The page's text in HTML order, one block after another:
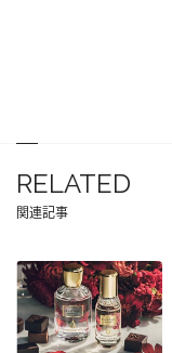
RELATED
関連記事